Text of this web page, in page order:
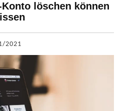
löschen können
2021